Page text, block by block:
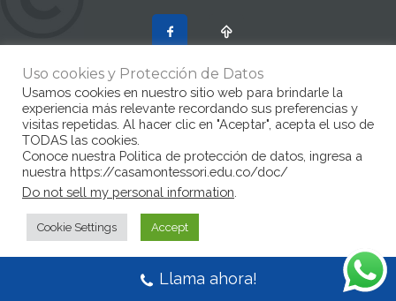
Uso cookies y Protección de Datos
Usamos cookies en nuestro sitio web para brindarle la
experiencia más relevante recordando sus preferencias y
visitas repetidas. Al hacer clic en "Aceptar", acepta el uso de
TODAS las cookies.
Conoce nuestra Politica de protección de datos, ingresa a
nuestra https://casamontessori.edu.co/doc/
Do not sell my personal information
Cookie Settings Accept
Llama ahora!